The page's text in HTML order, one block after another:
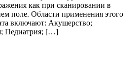
как при сканировании в
поле. Области применения этого
включают: Акушерство;
Педиатрия; […]